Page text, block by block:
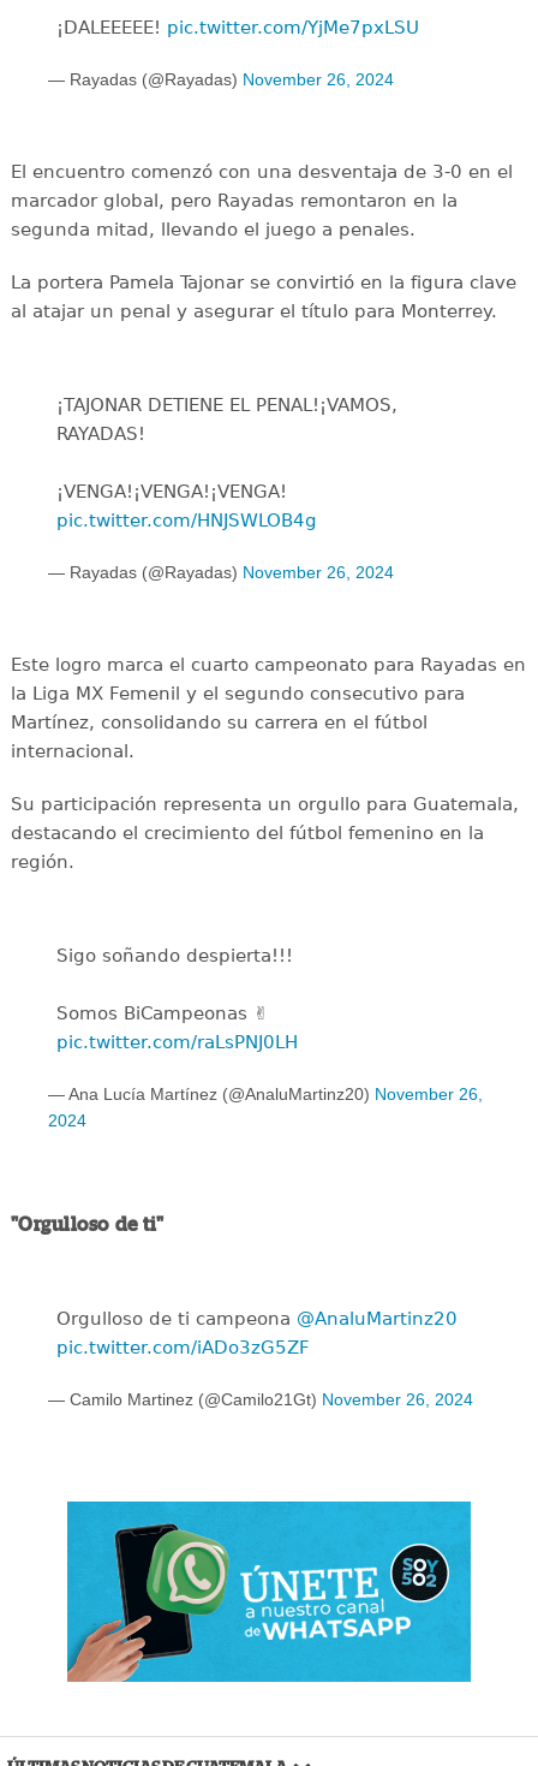
¡DALEEEEE! pic.twitter.com/YjMe7pxLSU
— Rayadas (@Rayadas) November 26, 2024
El encuentro comenzó con una desventaja de 3-0 en el
marcador global, pero Rayadas remontaron en la
segunda mitad, llevando el juego a penales.
La portera Pamela Tajonar se convirtió en la figura clave
al atajar un penal y asegurar el título para Monterrey.
¡TAJONAR DETIENE EL PENAL!¡VAMOS,
RAYADAS!
¡VENGA!¡VENGA!¡VENGA!
pic.twitter.com/HNJSWLOB4g
— Rayadas (@Rayadas) November 26, 2024
Este logro marca el cuarto campeonato para Rayadas en
la Liga MX Femenil y el segundo consecutivo para
Martínez, consolidando su carrera en el fútbol
internacional.
Su participación representa un orgullo para Guatemala,
destacando el crecimiento del fútbol femenino en la
región.
Sigo soñando despierta!!!
Somos BiCampeonas ✌
pic.twitter.com/raLsPNJ0LH
— Ana Lucía Martínez (@AnaluMartinz20) November 26,
2024
"Orgulloso de ti"
Orgulloso de ti campeona @AnaluMartinz20
pic.twitter.com/iADo3zG5ZF
— Camilo Martinez (@Camilo21Gt) November 26, 2024